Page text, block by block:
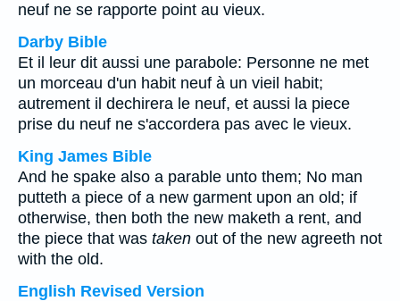
neuf ne se rapporte point au vieux.
Darby Bible
Et il leur dit aussi une parabole: Personne ne met
un morceau d'un habit neuf à un vieil habit;
autrement il dechirera le neuf, et aussi la piece
prise du neuf ne s'accordera pas avec le vieux.
King James Bible
And he spake also a parable unto them; No man
putteth a piece of a new garment upon an old; if
otherwise, then both the new maketh a rent, and
the piece that was taken out of the new agreeth not
with the old.
English Revised Version